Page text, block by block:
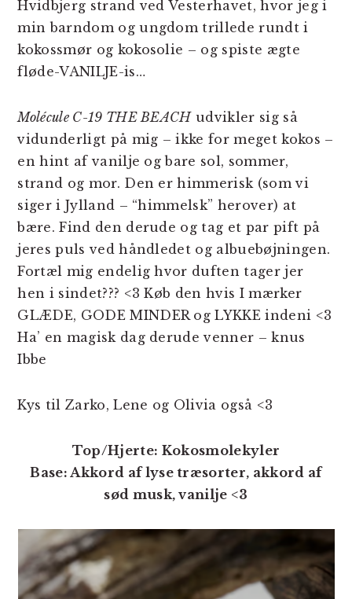
Hvidbjerg strand ved Vesterhavet, hvor jeg i
min barndom og ungdom trillede rundt i
kokossmør og kokosolie – og spiste ægte
fløde-VANILJE-is…
Molécule C-19 THE BEACHudvikler sig så
vidunderligt på mig – ikke for meget kokos –
en hint af vanilje og bare sol, sommer,
strand og mor. Den er himmerisk (som vi
siger i Jylland – “himmelsk” herover) at
bære. Find den derude og tag et par pift på
jeres puls ved håndledet og albuebøjningen.
Fortæl mig endelig hvor duften tager jer
hen i sindet??? <3 Køb den hvis I mærker
GLÆDE, GODE MINDER og LYKKE indeni <3
Ha’ en magisk dag derude venner – knus
Ibbe
Kys til Zarko, Lene og Olivia også <3
Top/Hjerte: Kokosmolekyler
Base: Akkord af lyse træsorter, akkord af
sød musk, vanilje <3